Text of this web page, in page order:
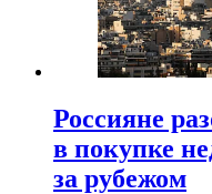
Россияне
в покупке
за рубежом